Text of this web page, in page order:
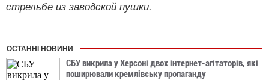
стрельбе из заводской пушки.
ОСТАННІ НОВИНИ
СБУ викрила у Херсоні двох інтернет-агітаторів, які
поширювали кремлівську пропаганду